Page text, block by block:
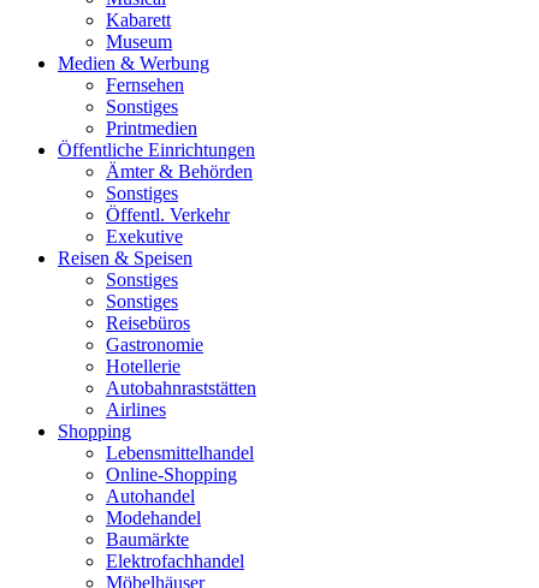
Kabarett
Museum
Medien & Werbung
Fernsehen
Sonstiges
Printmedien
Öffentliche Einrichtungen
Ämter & Behörden
Sonstiges
Öffentl. Verkehr
Exekutive
Reisen & Speisen
Sonstiges
Sonstiges
Reisebüros
Gastronomie
Hotellerie
Autobahnraststätten
Airlines
Shopping
Lebensmittelhandel
Online-Shopping
Autohandel
Modehandel
Baumärkte
Elektrofachhandel
Möbelhäuser